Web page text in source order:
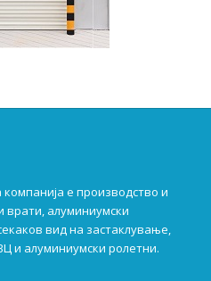
е производство и
алуминиумски
вид на застаклување,
и алуминиумски ролетни.